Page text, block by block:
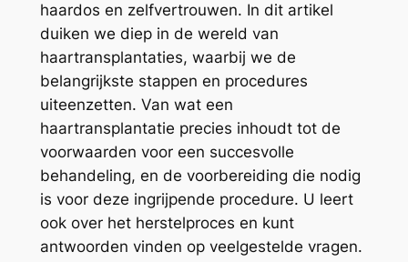
haardos en zelfvertrouwen. In dit artikel
duiken we diep in de wereld van
haartransplantaties, waarbij we de
belangrijkste stappen en procedures
uiteenzetten. Van wat een
haartransplantatie precies inhoudt tot de
voorwaarden voor een succesvolle
behandeling, en de voorbereiding die nodig
is voor deze ingrijpende procedure. U leert
ook over het herstelproces en kunt
antwoorden vinden op veelgestelde vragen.